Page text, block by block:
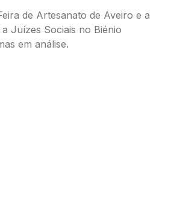
de Artesanato de Aveiro e a
Juízes Sociais no Biénio
em análise.